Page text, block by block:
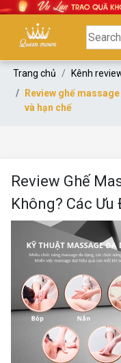
Trang chủ Kênh
Review ghế
và hạn chế
Review Ghế
Không? Các Ưu